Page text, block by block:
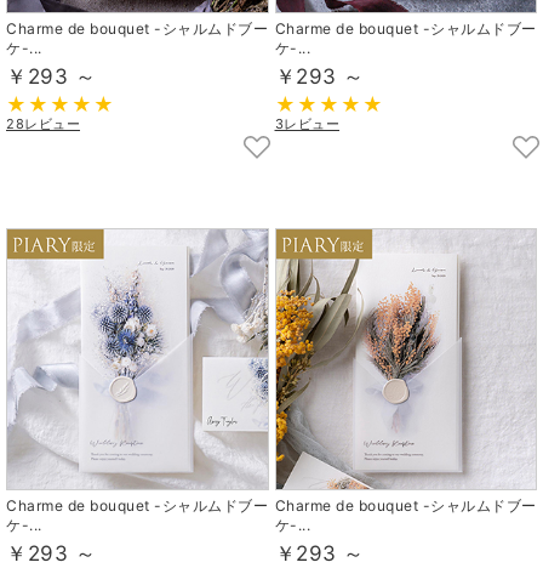
Charme de bouquet -シャルムドブー
ケ-...
￥293 ～
28レビュー
Charme de bouquet -シャルムドブー
ケ-...
￥293 ～
3レビュー
Charme de bouquet -シャルムドブー
ケ-...
￥293 ～
Charme de bouquet -シャルムドブー
ケ-...
￥293 ～